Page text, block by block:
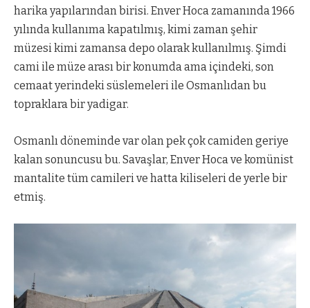
harika yapılarından birisi. Enver Hoca zamanında 1966
yılında kullanıma kapatılmış, kimi zaman şehir
müzesi kimi zamansa depo olarak kullanılmış. Şimdi
cami ile müze arası bir konumda ama içindeki, son
cemaat yerindeki süslemeleri ile Osmanlıdan bu
topraklara bir yadigar.
Osmanlı döneminde var olan pek çok camiden geriye
kalan sonuncusu bu. Savaşlar, Enver Hoca ve komünist
mantalite tüm camileri ve hatta kiliseleri de yerle bir
etmiş.